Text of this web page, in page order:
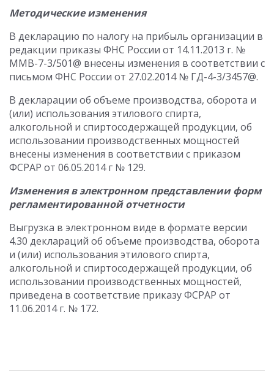
Методические изменения
В декларацию по налогу на прибыль организации в
редакции приказы ФНС России от 14.11.2013 г. №
ММВ-7-3/501@ внесены изменения в соответствии с
письмом ФНС России от 27.02.2014 № ГД-4-3/3457@.
В декларации об объеме производства, оборота и
(или) использования этилового спирта,
алкогольной и спиртосодержащей продукции, об
использовании производственных мощностей
внесены изменения в соответствии с приказом
ФСРАР от 06.05.2014 г № 129.
Изменения в электронном представлении форм
регламентированной отчетности
Выгрузка в электронном виде в формате версии
4.30 деклараций об объеме производства, оборота
и (или) использования этилового спирта,
алкогольной и спиртосодержащей продукции, об
использовании производственных мощностей,
приведена в соответствие приказу ФСРАР от
11.06.2014 г. № 172.